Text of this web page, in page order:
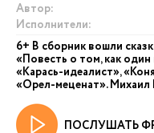
Автор:
Исполнители:
6+ В сборник вошли
«Повесть о том, как
«Карась-идеалист»,
«Орел-меценат».
ПОСЛУШАТЬ